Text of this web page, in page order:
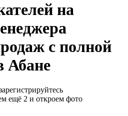
на
с полной
Абане
ещё 2 и откроем фото